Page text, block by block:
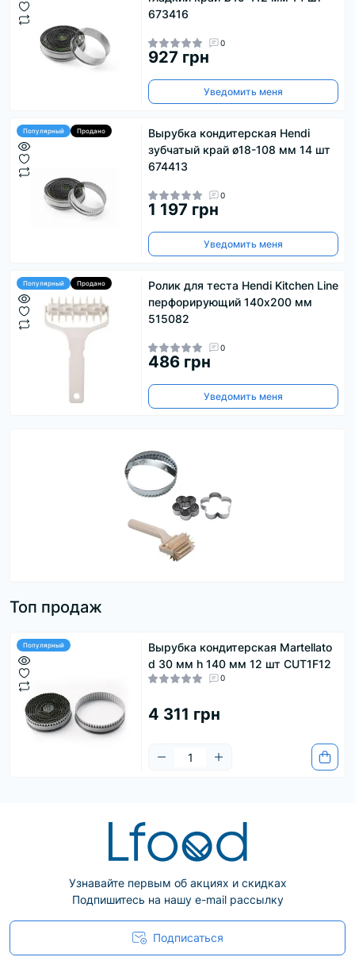
673416
0
927 грн
Уведомить меня
Популярный Продано
Вырубка кондитерская Hendi
зубчатый край ø18-108 мм 14 шт
674413
0
1 197 грн
Уведомить меня
Популярный Продано
Ролик для теста Hendi Kitchen Line
перфорирующий 140х200 мм
515082
0
486 грн
Уведомить меня
Топ продаж
Популярный
Вырубка кондитерская Martellato
d 30 мм h 140 мм 12 шт CUT1F12
0
4 311 грн
Узнавайте первым об акциях и скидках
Подпишитесь на нашу e-mail рассылку
Подписаться